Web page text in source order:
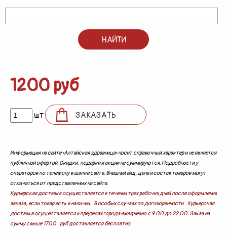
КОНТАКТЫ
НАЙТИ
1200 руб
шт ЗАКАЗАТЬ
Информация на сайте «Алтайская здравница» носит справочный характер и не является
публичной офертой. Скидки, подарки и акции не суммируются. Подробности у
операторов по телефону в шапке сайта. Внешний вид, цена и состав товаров могут
отличаться от представленных на сайте.
Курьерская доставка осуществляется в течении трех рабочих дней после оформления
заказа, если товар есть в наличии. В особых случаях по договоренности. Курьерская
доставка осуществляется в пределах города ежедневно с 9.00 до 22.00. Заказ на
сумму свыше 1700 руб доставляется бесплатно.